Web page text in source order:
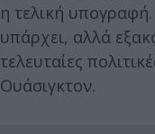
η τελική
υπάρχει, αλλά
τελευταίες
Ουάσιγκτον.